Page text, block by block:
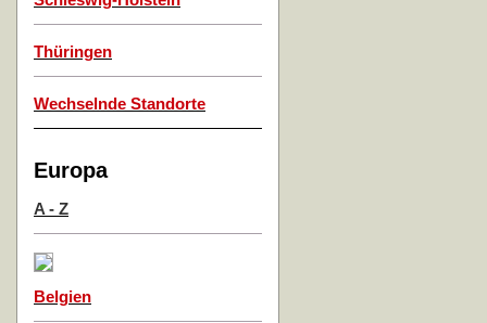
Thüringen
Wechselnde Standorte
Europa
A - Z
Belgien